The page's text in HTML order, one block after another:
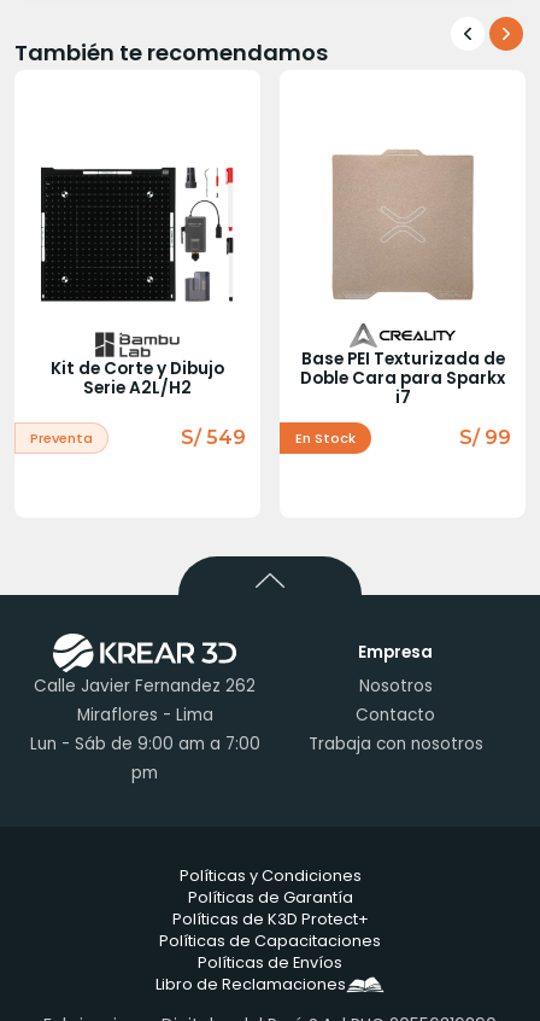
También te recomendamos
Kit de Corte y Dibujo
Serie A2L/H2
Preventa S/ 549
Base PEI Texturizada de
Doble Cara para Sparkx
i7
En Stock S/ 99
Calle Javier Fernandez 262
Miraflores - Lima
Lun - Sáb de 9:00 am a 7:00
pm
Empresa
Nosotros
Contacto
Trabaja con nosotros
Políticas y Condiciones
Políticas de Garantía
Políticas de K3D Protect+
Políticas de Capacitaciones
Políticas de Envíos
Libro de Reclamaciones